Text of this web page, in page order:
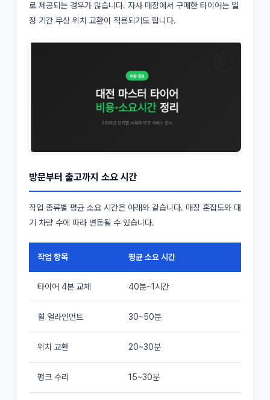
로 제공되는 경우가 많습니다. 자사 매장에서 구매한 타이어는 일
정 기간 무상 위치 교환이 적용되기도 합니다.
방문부터 출고까지 소요 시간
작업 종류별 평균 소요 시간은 아래와 같습니다. 매장 혼잡도와 대
기 차량 수에 따라 변동될 수 있습니다.
작업 항목 평균 소요 시간
타이어 4본 교체 40분~1시간
휠 얼라인먼트 30~50분
위치 교환 20~30분
펑크 수리 15~30분